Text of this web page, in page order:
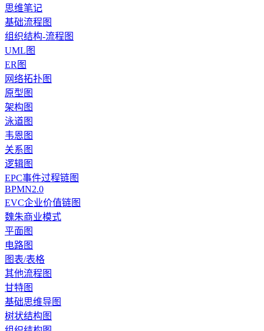
思维笔记
基础流程图
组织结构-流程图
UML图
ER图
网络拓扑图
原型图
架构图
泳道图
韦恩图
关系图
逻辑图
EPC事件过程链图
BPMN2.0
EVC企业价值链图
魏朱商业模式
平面图
电路图
图表/表格
其他流程图
甘特图
基础思维导图
树状结构图